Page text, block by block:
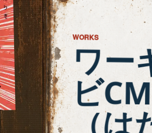
WORKS
ワー
ビ
（は